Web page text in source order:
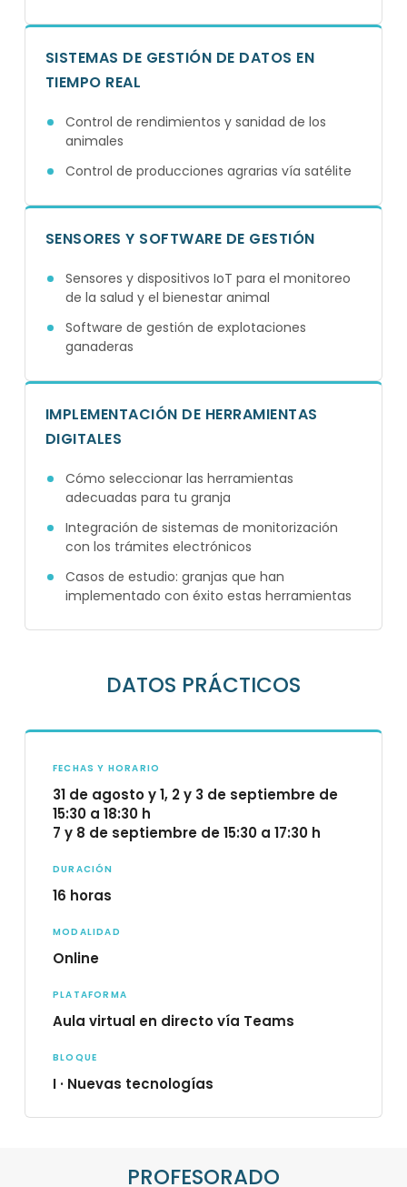
SISTEMAS DE GESTIÓN DE DATOS EN
TIEMPO REAL
Control de rendimientos y sanidad de los
animales
Control de producciones agrarias vía satélite
SENSORES Y SOFTWARE DE GESTIÓN
Sensores y dispositivos IoT para el monitoreo
de la salud y el bienestar animal
Software de gestión de explotaciones
ganaderas
IMPLEMENTACIÓN DE HERRAMIENTAS
DIGITALES
Cómo seleccionar las herramientas
adecuadas para tu granja
Integración de sistemas de monitorización
con los trámites electrónicos
Casos de estudio: granjas que han
implementado con éxito estas herramientas
DATOS PRÁCTICOS
FECHAS Y HORARIO
31 de agosto y 1, 2 y 3 de septiembre de
15:30 a 18:30 h
7 y 8 de septiembre de 15:30 a 17:30 h
DURACIÓN
16 horas
MODALIDAD
Online
PLATAFORMA
Aula virtual en directo vía Teams
BLOQUE
I · Nuevas tecnologías
PROFESORADO